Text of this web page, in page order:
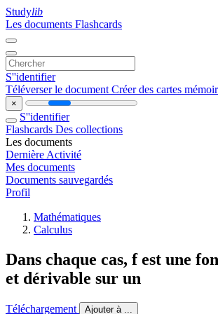
Studylib
Les documents Flashcards
S''identifier
Téléverser le document Créer des cartes
×
S''identifier
Flashcards Des collections
Les documents
Dernière Activité
Mes documents
Documents sauvegardés
Profil
Mathématiques
Calculus
Dans chaque cas, f est une
et dérivable sur un
Téléchargement Ajouter à ...